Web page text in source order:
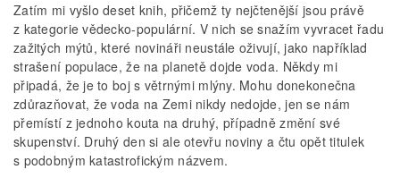
Zatím mi vyšlo deset knih, přičemž ty nejčtenější jsou právě
z kategorie vědecko-populární. V nich se snažím vyvracet řadu
zažitých mýtů, které novináři neustále oživují, jako například
strašení populace, že na planetě dojde voda. Někdy mi
připadá, že je to boj s větrnými mlýny. Mohu donekonečna
zdůrazňovat, že voda na Zemi nikdy nedojde, jen se nám
přemístí z jednoho kouta na druhý, případně změní své
skupenství. Druhý den si ale otevřu noviny a čtu opět titulek
s podobným katastrofickým názvem.